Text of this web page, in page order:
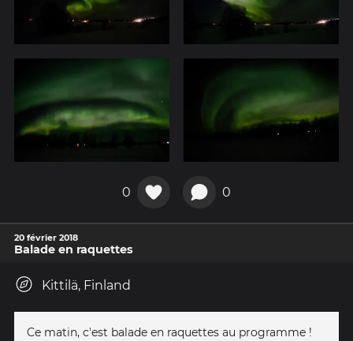
0 0
20 février 2018
Balade en raquettes
Kittilä, Finland
Ce matin, c'est balade en raquettes au programme !